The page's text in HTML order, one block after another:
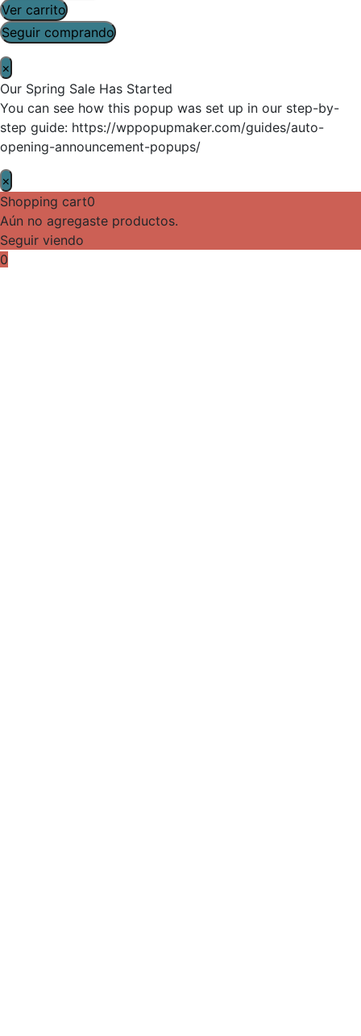
Ver carrito
Seguir comprando
×
Our Spring Sale Has Started
You can see how this popup was set up in our step-by-
step guide: https://wppopupmaker.com/guides/auto-
opening-announcement-popups/
×
Shopping cart0
Aún no agregaste productos.
Seguir viendo
0